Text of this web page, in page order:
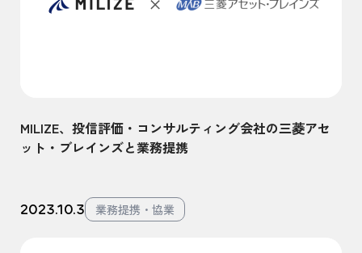
MILIZE、投信評価・コンサルティング会社の三菱アセ
ット・ブレインズと業務提携
2023.10.3 業務提携・協業